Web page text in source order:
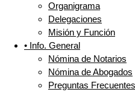
Organigrama
Delegaciones
Misión y Función
• Info. General
Nómina de Notarios
Nómina de Abogados
Preguntas Frecuentes